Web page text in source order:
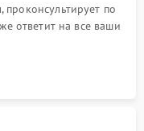
по
ответит на все ваши